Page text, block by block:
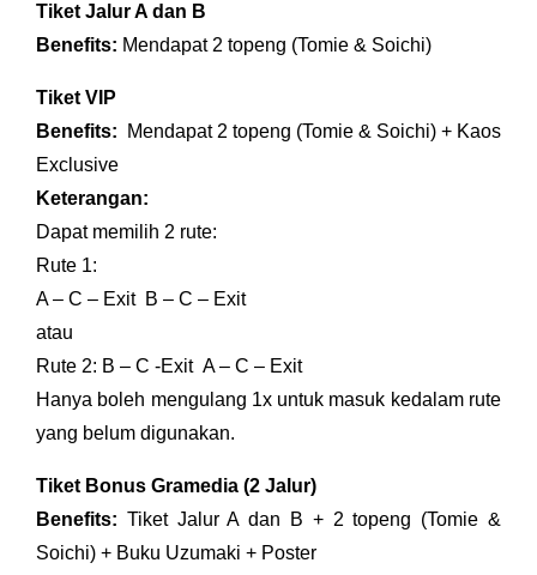
Tiket Jalur A dan B
Benefits: Mendapat 2 topeng (Tomie & Soichi)
Tiket VIP
Benefits:
Mendapat 2 topeng (Tomie & Soichi) + Kaos
Exclusive
Keterangan:
Dapat memilih 2 rute:
Rute 1:
A – C – Exit B – C – Exit
atau
Rute 2: B – C -Exit A – C – Exit
Hanya boleh mengulang 1x untuk masuk kedalam rute
yang belum digunakan.
Tiket Bonus Gramedia (2 Jalur)
Benefits: Tiket Jalur A dan B + 2 topeng (Tomie &
Soichi) + Buku Uzumaki + Poster